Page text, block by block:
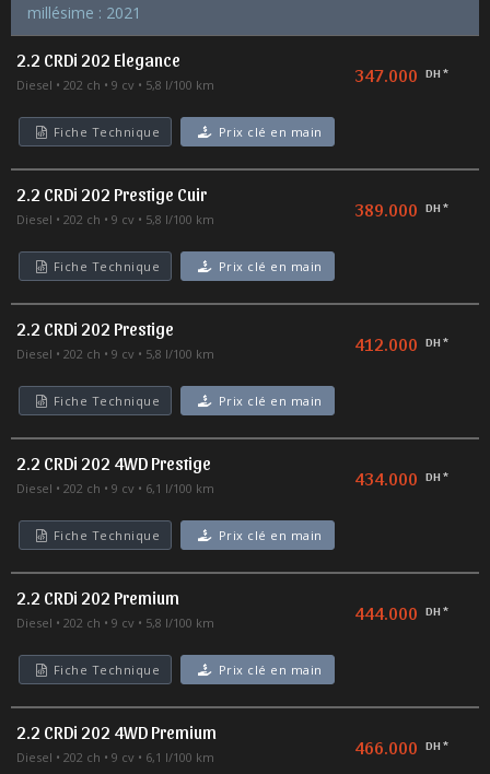
millésime : 2021
2.2 CRDi 202 Elegance
Diesel 202 ch 9 cv 5,8 l/100 km 347.000 DH *
Fiche Technique Prix clé en main
2.2 CRDi 202 Prestige Cuir
Diesel 202 ch 9 cv 5,8 l/100 km 389.000 DH *
Fiche Technique Prix clé en main
2.2 CRDi 202 Prestige
Diesel 202 ch 9 cv 5,8 l/100 km 412.000 DH *
Fiche Technique Prix clé en main
2.2 CRDi 202 4WD Prestige
Diesel 202 ch 9 cv 6,1 l/100 km 434.000 DH *
Fiche Technique Prix clé en main
2.2 CRDi 202 Premium
Diesel 202 ch 9 cv 5,8 l/100 km 444.000 DH *
Fiche Technique Prix clé en main
2.2 CRDi 202 4WD Premium
Diesel 202 ch 9 cv 6,1 l/100 km 466.000 DH *